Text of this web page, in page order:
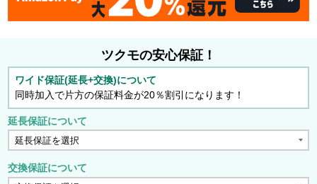
ツクモの安心保証！
ワイド保証(延長+交換)について
同時加入で片方の保証料金が20％割引になります！
延長保証について
交換保証について